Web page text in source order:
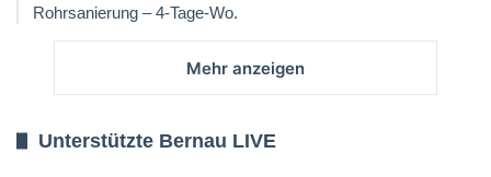
Rohrsanierung – 4-Tage-Wo.
Mehr anzeigen
Unterstützte Bernau LIVE